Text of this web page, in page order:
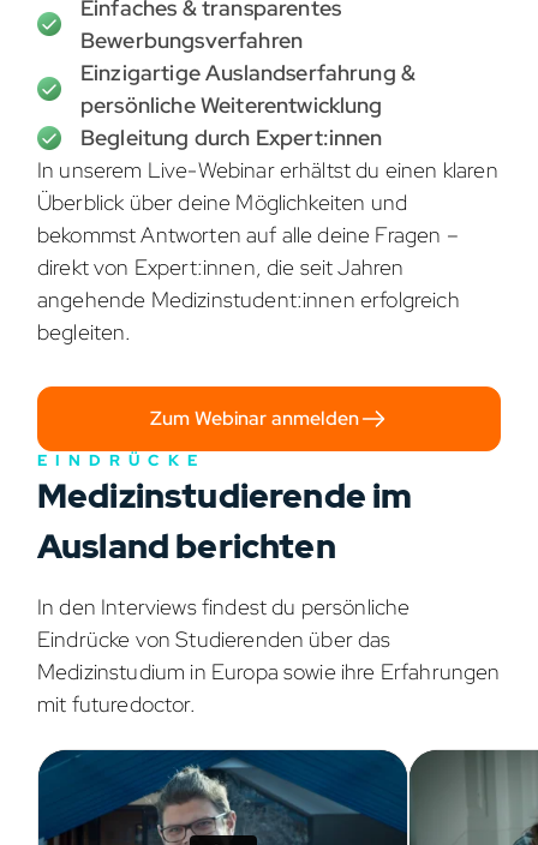
Einfaches & transparentes
Bewerbungsverfahren
Einzigartige Auslandserfahrung &
persönliche Weiterentwicklung
Begleitung durch Expert:innen
In unserem Live-Webinar erhältst du einen klaren
Überblick über deine Möglichkeiten und
bekommst Antworten auf alle deine Fragen –
direkt von Expert:innen, die seit Jahren
angehende Medizinstudent:innen erfolgreich
begleiten.
Zum Webinar anmelden
EINDRÜCKE
Medizinstudierende im
Ausland berichten
In den Interviews findest du persönliche
Eindrücke von Studierenden über das
Medizinstudium in Europa sowie ihre Erfahrungen
mit futuredoctor.